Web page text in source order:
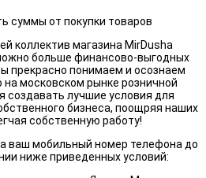
суммы от покупки товаров
коллектив магазина MirDusha
больше финансово-выгодных
прекрасно понимаем и осознаем
московском рынке розничной
создавать лучшие условия для
бизнеса, поощряя наших
собственную работу!
ваш мобильный номер телефона до
ниже приведенных условий: